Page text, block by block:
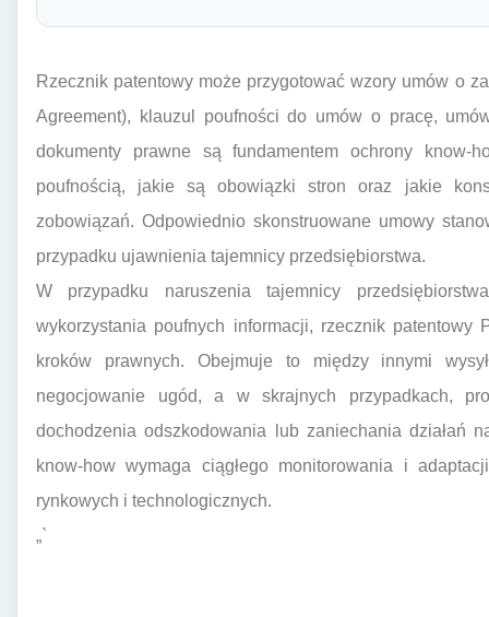
Rzecznik patentowy może przygotować wzory umów o
Agreement), klauzul poufności do umów o pracę,
dokumenty prawne są fundamentem ochrony know-
poufnością, jakie są obowiązki stron oraz jakie
zobowiązań. Odpowiednio skonstruowane umowy
przypadku ujawnienia tajemnicy przedsiębiorstwa.
W przypadku naruszenia tajemnicy
wykorzystania poufnych informacji, rzecznik
kroków prawnych. Obejmuje to między innymi
negocjowanie ugód, a w skrajnych przypadkach,
dochodzenia odszkodowania lub zaniechania działań
know-how wymaga ciągłego monitorowania i
rynkowych i technologicznych.
„`